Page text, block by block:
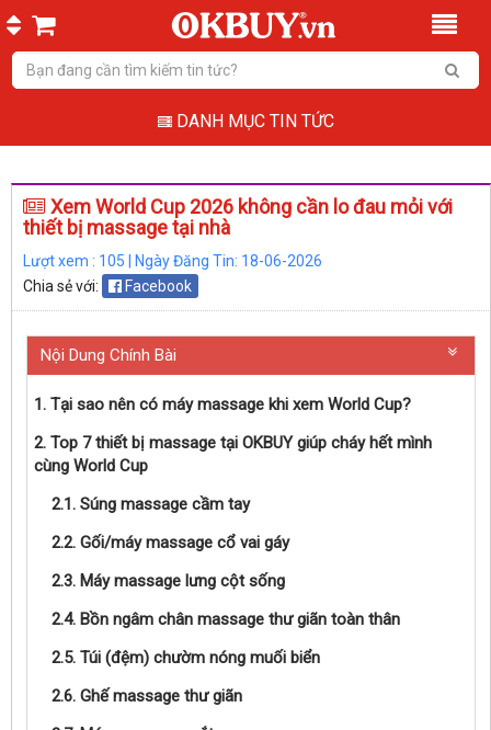
DANH MỤC TIN TỨC
Xem World Cup 2026 không cần lo đau mỏi với
thiết bị massage tại nhà
Lượt xem : 105 | Ngày Đăng Tin: 18-06-2026
Chia sẻ với:
Facebook
Nội Dung Chính Bài
1. Tại sao nên có máy massage khi xem World Cup?
2. Top 7 thiết bị massage tại OKBUY giúp cháy hết mình
cùng World Cup
2.1. Súng massage cầm tay
2.2. Gối/máy massage cổ vai gáy
2.3. Máy massage lưng cột sống
2.4. Bồn ngâm chân massage thư giãn toàn thân
2.5. Túi (đệm) chườm nóng muối biển
2.6. Ghế massage thư giãn